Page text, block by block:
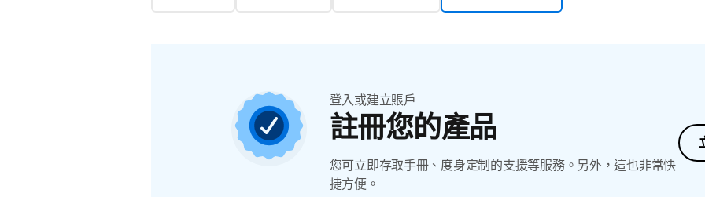
登入或建立賬戶
註冊您的產品
您可立即存取手冊、度身定制的支援等服務。另外，這也非常快
捷方便。